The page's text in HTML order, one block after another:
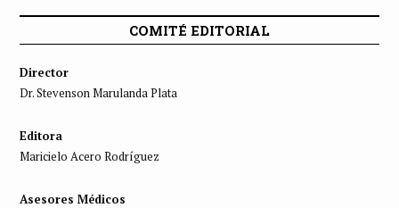
COMITÉ EDITORIAL
Director
Dr. Stevenson Marulanda Plata
Editora
Maricielo Acero Rodríguez
Asesores Médicos